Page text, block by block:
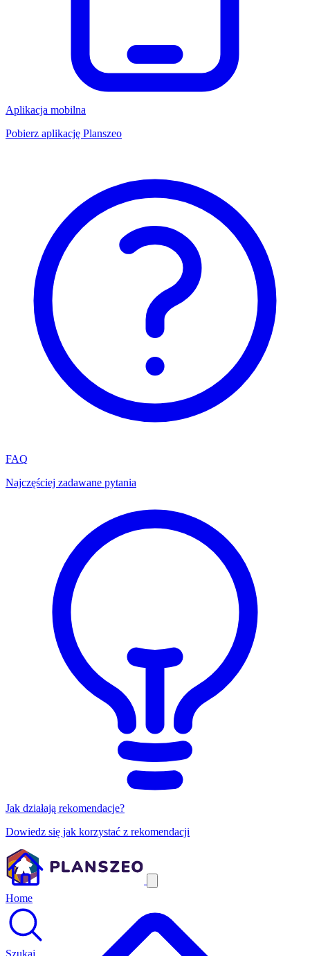
Aplikacja mobilna
Pobierz aplikację Planszeo
FAQ
Najczęściej zadawane pytania
Jak działają rekomendacje?
Dowiedz się jak korzystać z rekomendacji
Home
Szukaj